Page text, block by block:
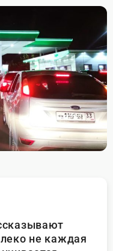
не каждая